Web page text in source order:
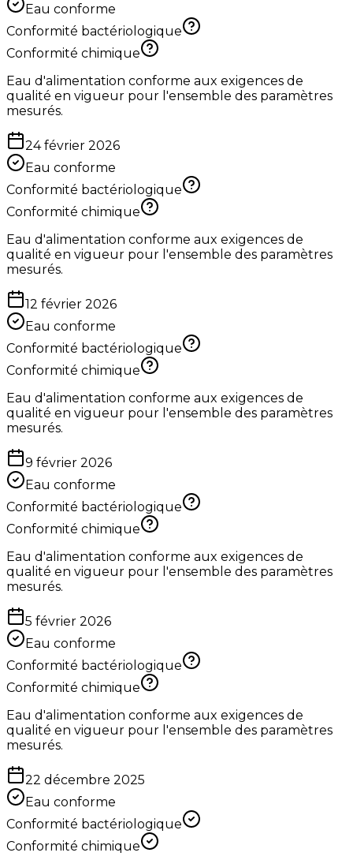
Eau conforme
Conformité bactériologique
Conformité chimique
Eau d'alimentation conforme aux exigences de
qualité en vigueur pour l'ensemble des paramètres
mesurés.
24 février 2026
Eau conforme
Conformité bactériologique
Conformité chimique
Eau d'alimentation conforme aux exigences de
qualité en vigueur pour l'ensemble des paramètres
mesurés.
12 février 2026
Eau conforme
Conformité bactériologique
Conformité chimique
Eau d'alimentation conforme aux exigences de
qualité en vigueur pour l'ensemble des paramètres
mesurés.
9 février 2026
Eau conforme
Conformité bactériologique
Conformité chimique
Eau d'alimentation conforme aux exigences de
qualité en vigueur pour l'ensemble des paramètres
mesurés.
5 février 2026
Eau conforme
Conformité bactériologique
Conformité chimique
Eau d'alimentation conforme aux exigences de
qualité en vigueur pour l'ensemble des paramètres
mesurés.
22 décembre 2025
Eau conforme
Conformité bactériologique
Conformité chimique